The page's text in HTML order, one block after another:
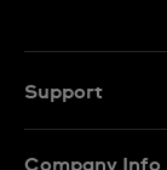
Support
Company Info